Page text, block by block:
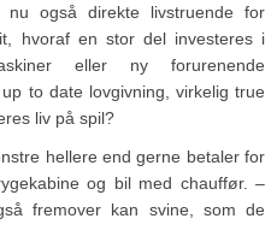
også direkte livstruende for
hvoraf en stor del investeres i
eller ny forurenende
to date lovgivning, virkelig true
liv på spil?
hellere end gerne betaler for
og bil med chauffør. –
fremover kan svine, som de